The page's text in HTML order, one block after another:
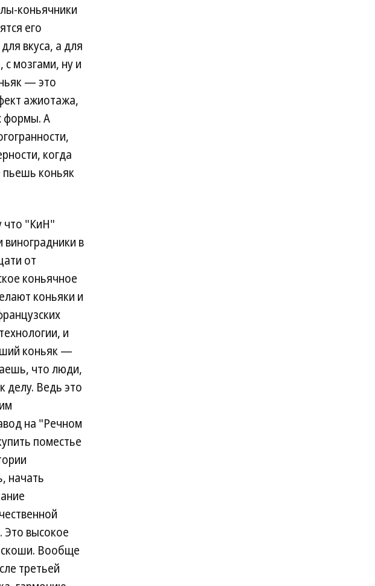
коньячники
его
вкуса, а для
с мозгами, ну и
— это
ажиотажа,
формы. А
когда
пьешь коньяк
что "КиН"
виноградники в
от
коньячное
коньяки и
и
коньяк —
что люди,
делу. Ведь это
на "Речном
поместье
начать
Это высокое
Вообще
третьей